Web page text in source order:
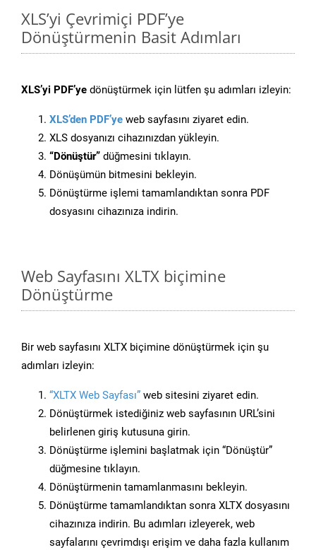
XLS’yi Çevrimiçi PDF’ye
Dönüştürmenin Basit Adımları
XLS’yi PDF’ye dönüştürmek için lütfen şu adımları izleyin:
XLS’den PDF’ye web sayfasını ziyaret edin.
XLS dosyanızı cihazınızdan yükleyin.
“Dönüştür” düğmesini tıklayın.
Dönüşümün bitmesini bekleyin.
Dönüştürme işlemi tamamlandıktan sonra PDF
dosyasını cihazınıza indirin.
Web Sayfasını XLTX biçimine
Dönüştürme
Bir web sayfasını XLTX biçimine dönüştürmek için şu
adımları izleyin:
“XLTX Web Sayfası” web sitesini ziyaret edin.
Dönüştürmek istediğiniz web sayfasının URL’sini
belirlenen giriş kutusuna girin.
Dönüştürme işlemini başlatmak için “Dönüştür”
düğmesine tıklayın.
Dönüştürmenin tamamlanmasını bekleyin.
Dönüştürme tamamlandıktan sonra XLTX dosyasını
cihazınıza indirin. Bu adımları izleyerek, web
sayfalarını çevrimdışı erişim ve daha fazla kullanım